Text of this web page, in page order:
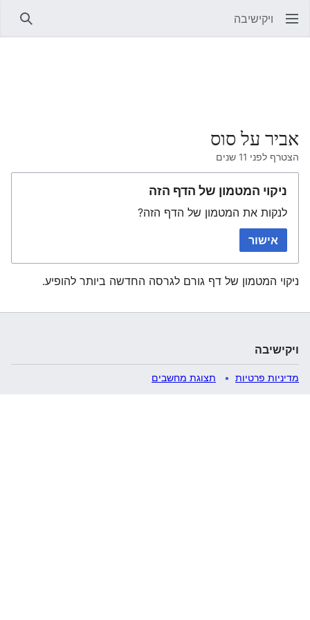
ויקישיבה
אביר על סוס
הצטרף לפני 11 שנים
ניקוי המטמון של הדף הזה
לנקות את המטמון של הדף הזה?
אישור
ניקוי המטמון של דף גורם לגרסה החדשה ביותר להופיע.
ויקישיבה
מדיניות פרטיות תצוגת מחשבים